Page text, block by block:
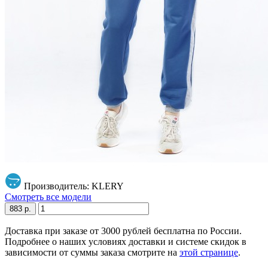
Производитель: KLERY
Смотреть все модели
883 р.
Доставка при заказе от 3000 рублей бесплатна по России.
Подробнее о наших условиях доставки и системе скидок в
зависимости от суммы заказа смотрите на этой странице.